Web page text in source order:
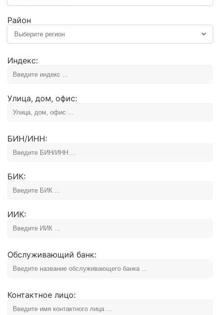
Район
Индекс:
Улица, дом, офис:
БИН/ИНН:
БИК:
ИИК:
Обслуживающий банк:
Контактное лицо: